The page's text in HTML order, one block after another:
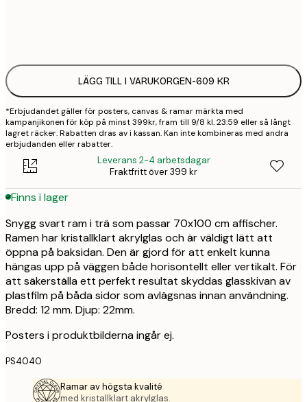
LÄGG TILL I VARUKORGEN-609 KR
*Erbjudandet gäller för posters, canvas & ramar märkta med
kampanjikonen för köp på minst 399kr, fram till 9/8 kl. 23:59 eller så långt
lagret räcker. Rabatten dras av i kassan. Kan inte kombineras med andra
erbjudanden eller rabatter.
Leverans 2-4 arbetsdagar
Fraktfritt över 399 kr
Finns i lager
Snygg svart ram i trä som passar 70x100 cm affischer.
Ramen har kristallklart akrylglas och är väldigt lätt att
öppna på baksidan. Den är gjord för att enkelt kunna
hängas upp på väggen både horisontellt eller vertikalt. För
att säkerställa ett perfekt resultat skyddas glasskivan av
plastfilm på båda sidor som avlägsnas innan användning.
Bredd: 12 mm. Djup: 22mm.
Posters i produktbilderna ingår ej.
PS4040
Ramar av högsta kvalité
med kristallklart akrylglas.